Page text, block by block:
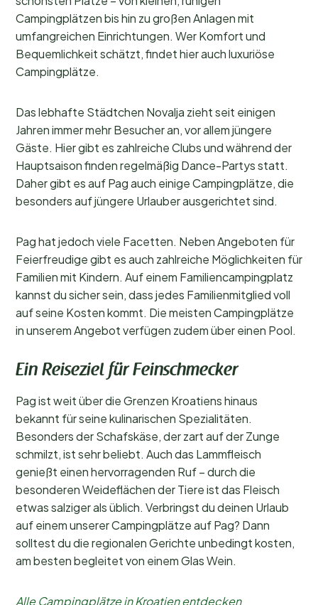
Campingplätzen bis hin zu großen Anlagen mit
umfangreichen Einrichtungen. Wer Komfort und
Bequemlichkeit schätzt, findet hier auch luxuriöse
Campingplätze.
Das lebhafte Städtchen Novalja zieht seit einigen
Jahren immer mehr Besucher an, vor allem jüngere
Gäste. Hier gibt es zahlreiche Clubs und während der
Hauptsaison finden regelmäßig Dance-Partys statt.
Daher gibt es auf Pag auch einige Campingplätze, die
besonders auf jüngere Urlauber ausgerichtet sind.
Pag hat jedoch viele Facetten. Neben Angeboten für
Feierfreudige gibt es auch zahlreiche Möglichkeiten für
Familien mit Kindern. Auf einem Familiencampingplatz
kannst du sicher sein, dass jedes Familienmitglied voll
auf seine Kosten kommt. Die meisten Campingplätze
in unserem Angebot verfügen zudem über einen Pool.
Ein Reiseziel für Feinschmecker
Pag ist weit über die Grenzen Kroatiens hinaus
bekannt für seine kulinarischen Spezialitäten.
Besonders der Schafskäse, der zart auf der Zunge
schmilzt, ist sehr beliebt. Auch das Lammfleisch
genießt einen hervorragenden Ruf – durch die
besonderen Weideflächen der Tiere ist das Fleisch
etwas salziger als üblich. Verbringst du deinen Urlaub
auf einem unserer Campingplätze auf Pag? Dann
solltest du die regionalen Gerichte unbedingt kosten,
am besten begleitet von einem Glas Wein.
Alle Campingplätze in Kroatien entdecken